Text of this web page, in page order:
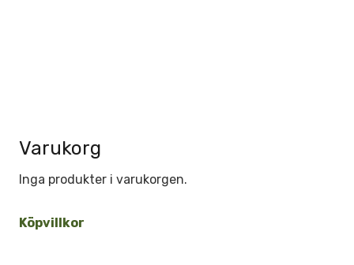
Varukorg
Inga produkter i varukorgen.
Köpvillkor